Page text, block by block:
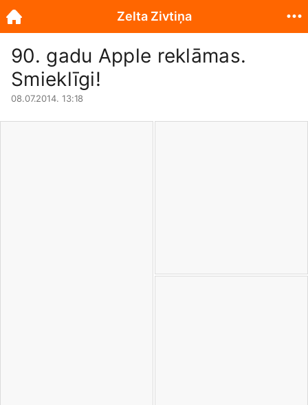
90. gadu Apple reklāmas.
Smieklīgi!
08.07.2014. 13:18
Zelta Zivtiņa